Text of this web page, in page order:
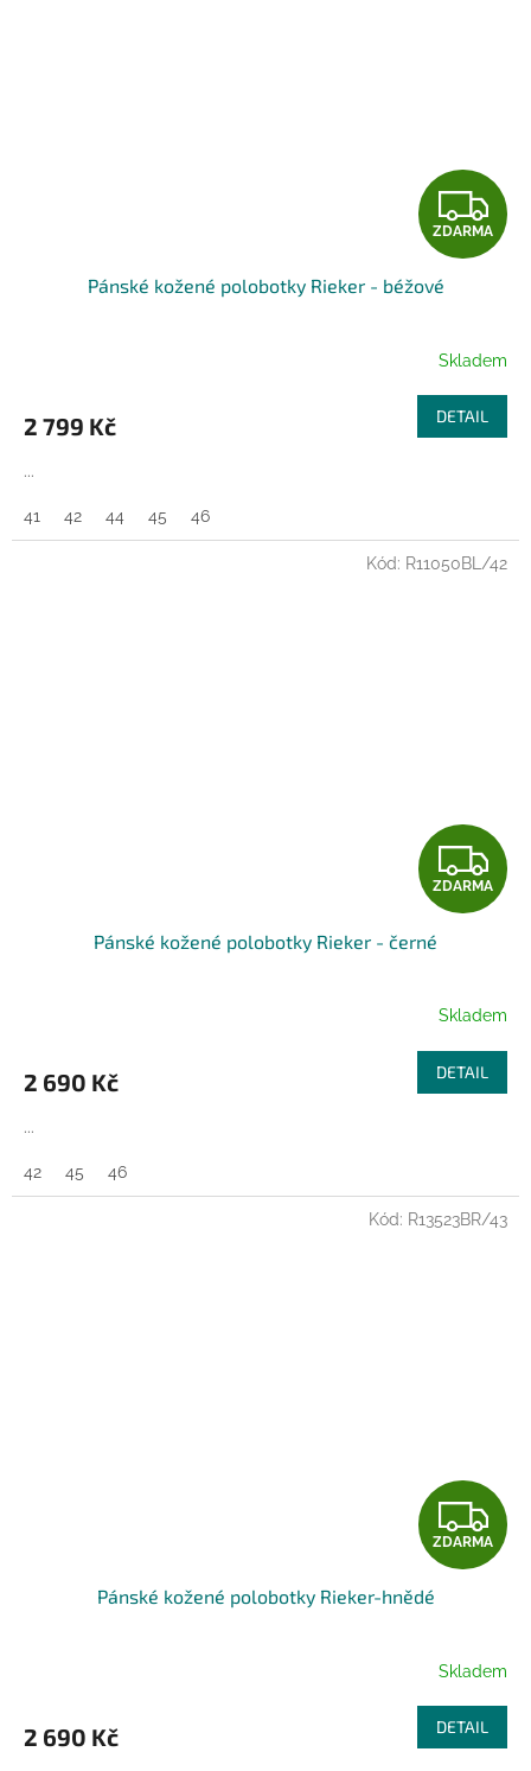
Z
D
R
M
A
ZDARMA
Pánské kožené polobotky Rieker - béžové
Skladem
2 799 Kč DETAIL
...
41 42 44 45 46
Z
D
R
M
A
ZDARMA
Pánské kožené polobotky Rieker - černé
Skladem
2 690 Kč DETAIL
...
42 45 46
Kód: R11050BL/42
Z
D
R
M
ZDARMA
Pánské kožené polobotky Rieker-hnědé
Skladem
2 690 Kč DETAIL
Kód: R13523BR/43